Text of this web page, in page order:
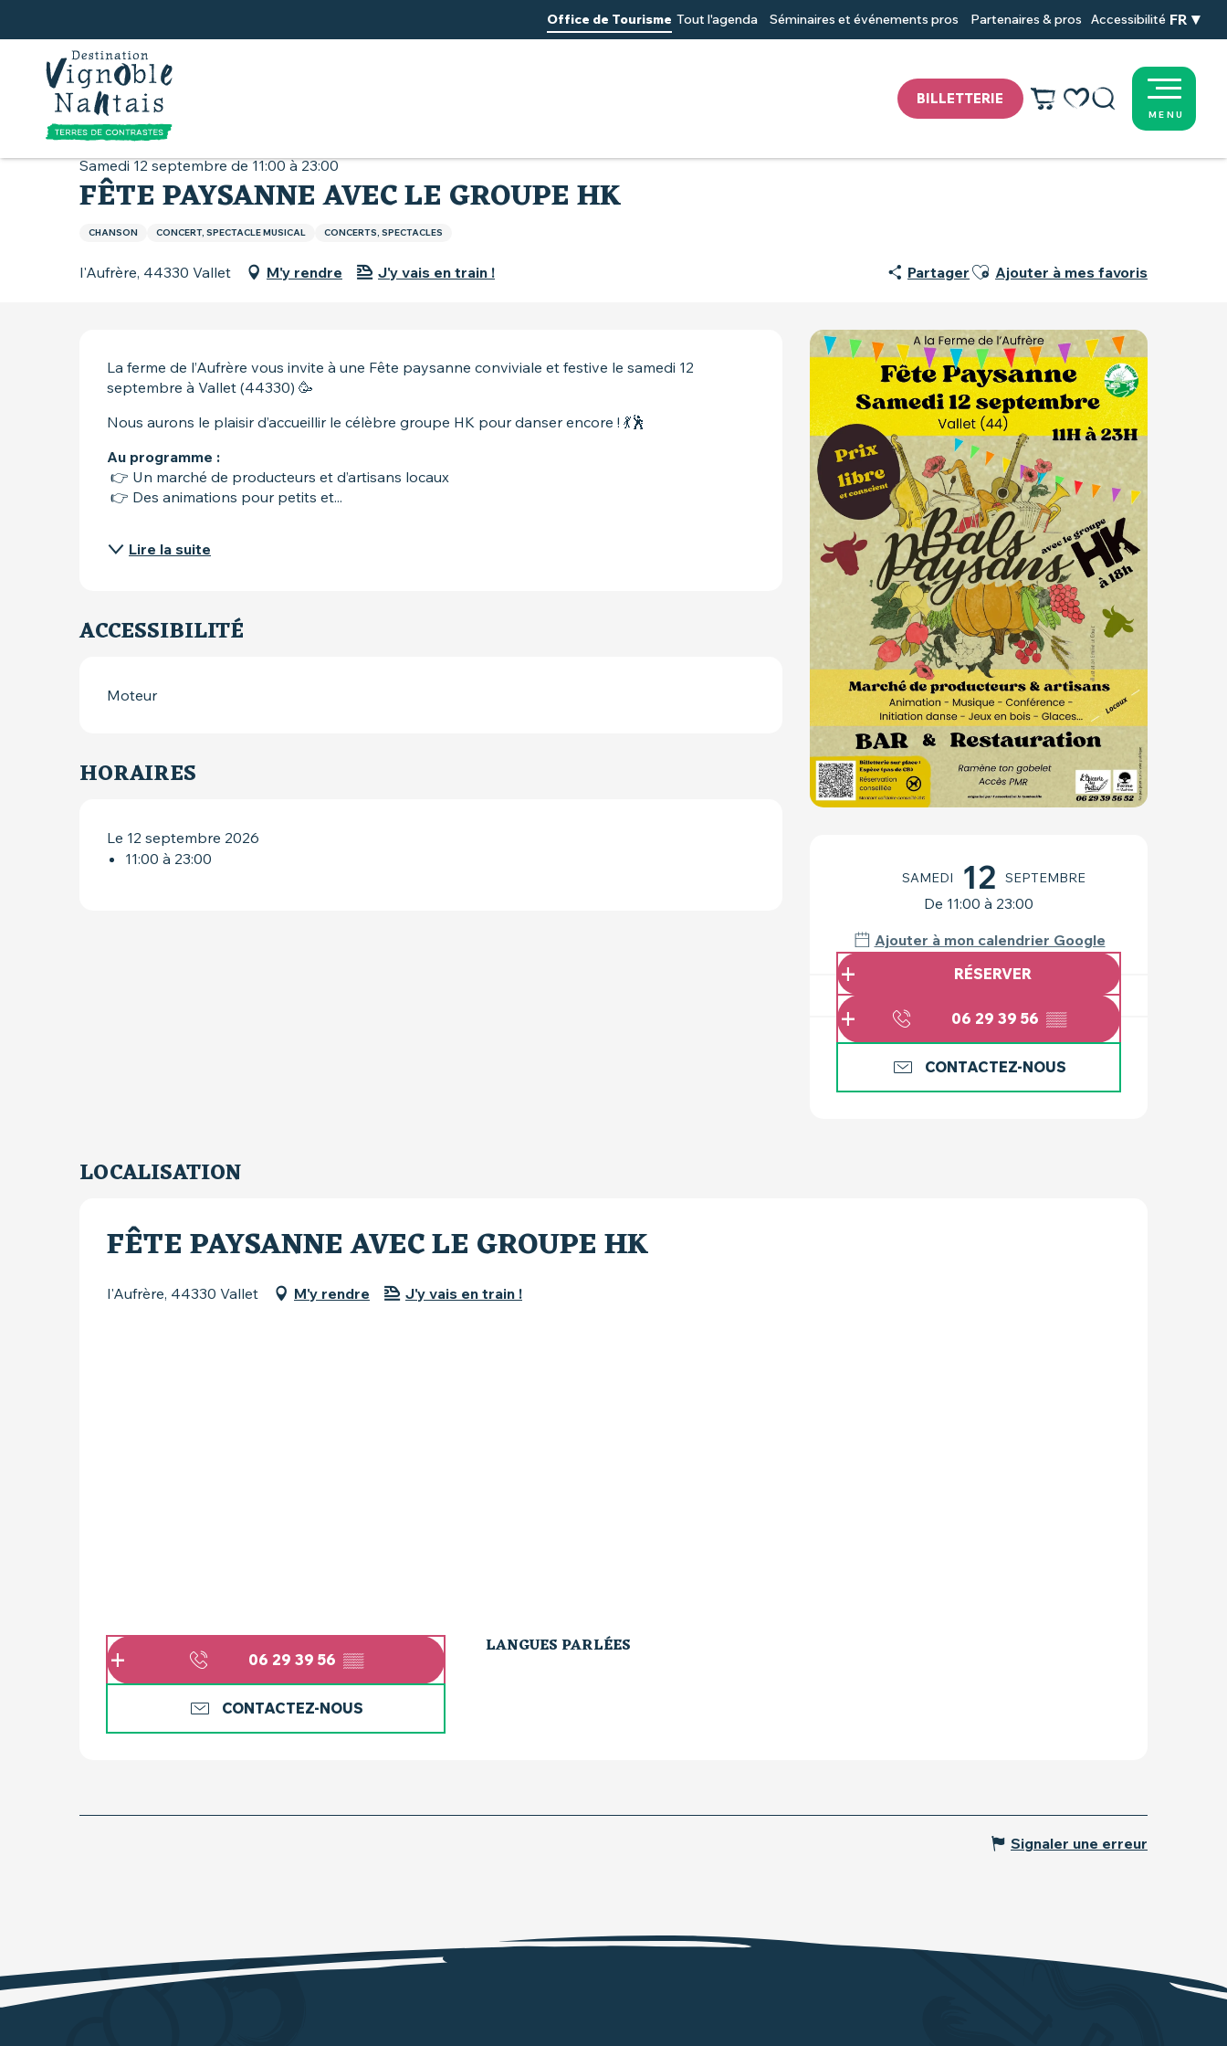
principal
BILLETTERIE
Voir les favoris
Recherche
Office de Tourisme Tout l'agenda Séminaires et événements pros Partenaires & pros Accessibilité FR
MENU
Accueil
Samedi 12 septembre de 11:00 à 23:00
FÊTE PAYSANNE AVEC LE GROUPE HK
CHANSON CONCERT, SPECTACLE MUSICAL CONCERTS, SPECTACLES
l'Aufrère, 44330 Vallet M'y rendre J'y vais en train ! Partager Ajouter aux favoris
Ajouter à mes favoris
OUVERTURE ET
SAMEDI 12 SEPTEMBRE
De 11:00 à 23:00
Ajouter à mon calendrier Google
RÉSERVER
06 29 39 56 ▒▒
CONTACTEZ-NOUS
DESCRIPTION
La ferme de l’Aufrère vous invite à une Fête paysanne conviviale et festive le samedi 12
septembre à Vallet (44330) 🥳
Nous aurons le plaisir d’accueillir le célèbre groupe HK pour danser encore ! 💃🕺
Au programme :
👉 Un marché de producteurs et d’artisans locaux
👉 Des animations pour petits et...
Lire la suite
ACCESSIBILITÉ
Moteur
HORAIRES
Le 12 septembre 2026
11:00 à 23:00
LOCALISATION
FÊTE PAYSANNE AVEC LE GROUPE HK
l'Aufrère, 44330 Vallet M'y rendre J'y vais en train !
06 29 39 56 ▒▒
CONTACTEZ-NOUS
LANGUES PARLÉES
LANGUES PARLÉES
Signaler une erreur